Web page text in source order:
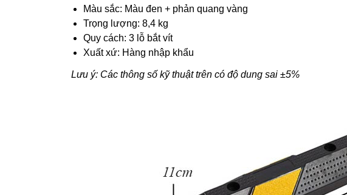
Màu sắc: Màu đen + phản quang vàng
Trọng lượng: 8,4 kg
Quy cách: 3 lỗ bắt vít
Xuất xứ: Hàng nhập khẩu
Lưu ý: Các thông số kỹ thuật trên có độ dung sai ±5%